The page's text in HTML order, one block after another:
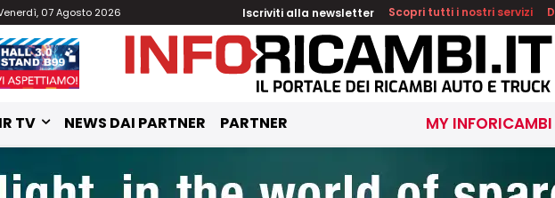
07 Agosto 2026 Iscriviti alla newsletter Scopri tutti i nostri servizi
IR TV NEWS DAI PARTNER PARTNER MY INFORICAMBI